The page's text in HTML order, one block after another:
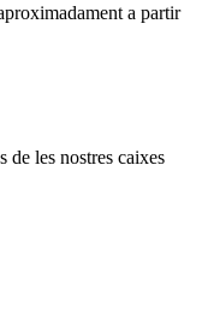
a partir
de les nostres caixes